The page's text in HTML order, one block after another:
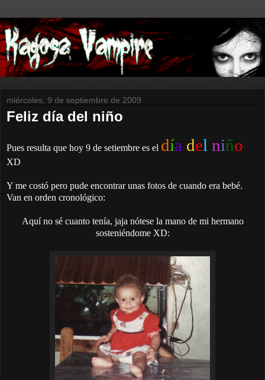
miércoles, 9 de septiembre de 2009
Feliz día del niño
Pues resulta que hoy 9 de setiembre es el día del niño
XD
Y me costó pero pude encontrar unas fotos de cuando era bebé.
Van en orden cronológico:
Aquí no sé cuanto tenía, jaja nótese la mano de mi hermano
sosteniéndome XD: